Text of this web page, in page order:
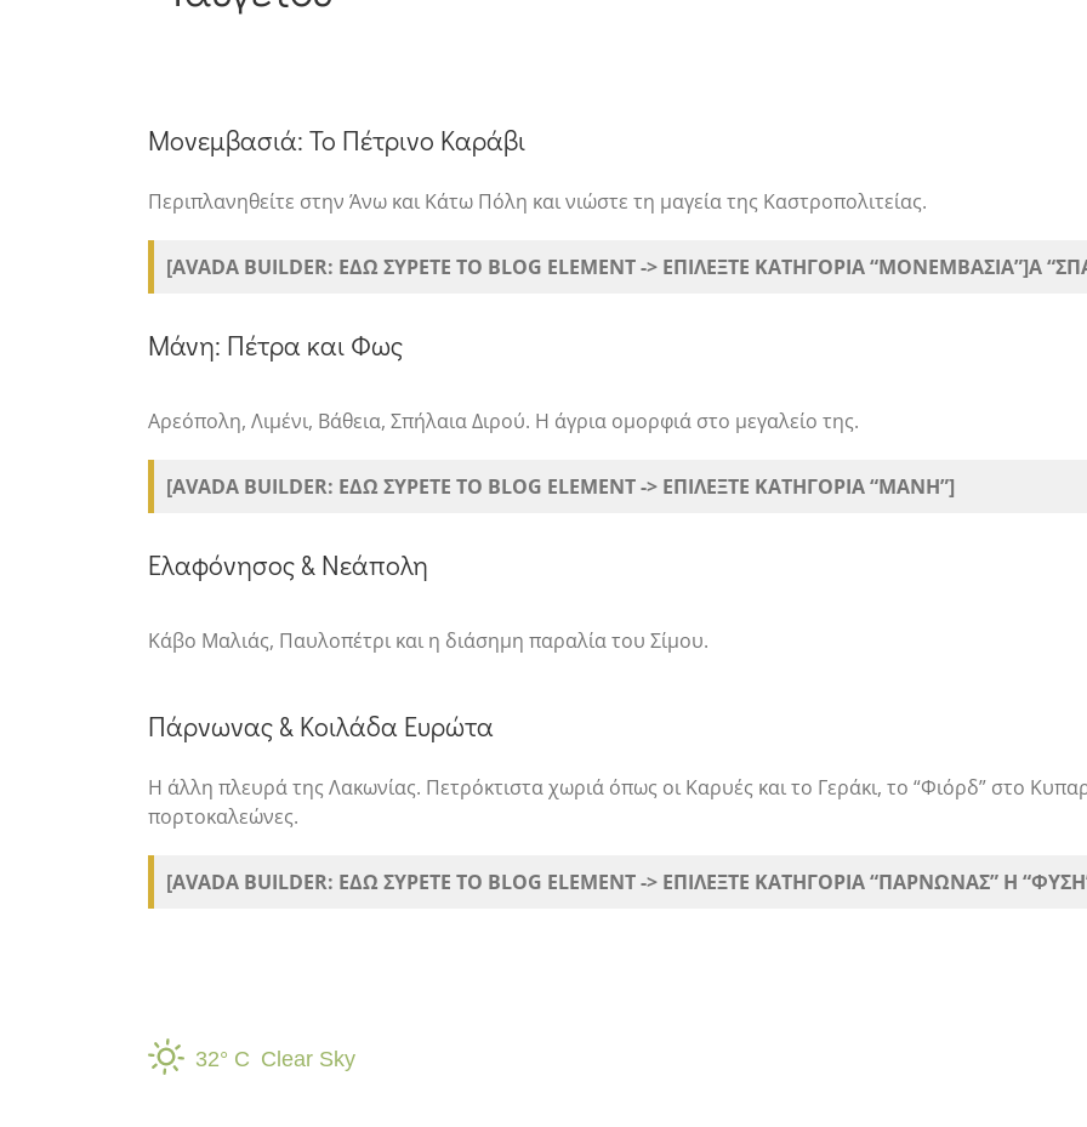
Μονεμβασιά: Το Πέτρινο Καράβι
Περιπλανηθείτε στην Άνω και Κάτω Πόλη και νιώστε τη μαγεία της Καστροπολιτείας.
[AVADA BUILDER: ΕΔΩ ΣΥΡΕΤΕ ΤΟ BLOG ELEMENT -> ΕΠΙΛΕΞΤΕ ΚΑΤΗΓΟΡΙΑ “ΜΟΝΕΜΒΑΣΙΑ”]Α
Μάνη: Πέτρα και Φως
Αρεόπολη, Λιμένι, Βάθεια, Σπήλαια Διρού. Η άγρια ομορφιά στο μεγαλείο της.
[AVADA BUILDER: ΕΔΩ ΣΥΡΕΤΕ ΤΟ BLOG ELEMENT -> ΕΠΙΛΕΞΤΕ ΚΑΤΗΓΟΡΙΑ “ΜΑΝΗ”]
Ελαφόνησος & Νεάπολη
Κάβο Μαλιάς, Παυλοπέτρι και η διάσημη παραλία του Σίμου.
Πάρνωνας & Κοιλάδα Ευρώτα
Η άλλη πλευρά της Λακωνίας. Πετρόκτιστα χωριά όπως οι Καρυές και το Γεράκι, το “Φιόρδ” στο
πορτοκαλεώνες.
[AVADA BUILDER: ΕΔΩ ΣΥΡΕΤΕ ΤΟ BLOG ELEMENT -> ΕΠΙΛΕΞΤΕ ΚΑΤΗΓΟΡΙΑ “ΠΑΡΝΩΝΑΣ” H
32° C Clear Sky